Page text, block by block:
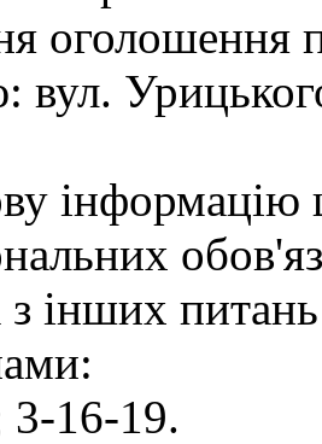
оголошення
вул.
з інших
3-16-19.